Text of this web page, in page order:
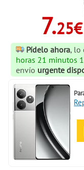
7.25€
Pídelo ahora, lo
horas 21 minutos
envío urgente